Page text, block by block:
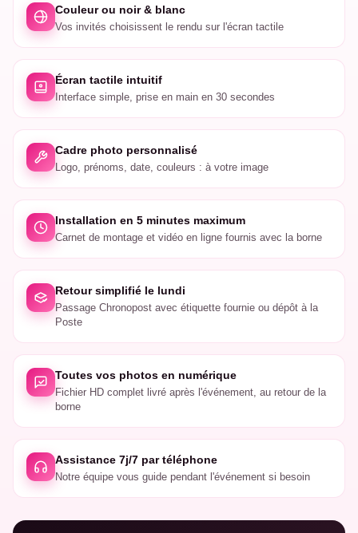
Couleur ou noir & blanc
Vos invités choisissent le rendu sur l'écran tactile
Écran tactile intuitif
Interface simple, prise en main en 30 secondes
Cadre photo personnalisé
Logo, prénoms, date, couleurs : à votre image
Installation en 5 minutes maximum
Carnet de montage et vidéo en ligne fournis avec la borne
Retour simplifié le lundi
Passage Chronopost avec étiquette fournie ou dépôt à la
Poste
Toutes vos photos en numérique
Fichier HD complet livré après l'événement, au retour de la
borne
Assistance 7j/7 par téléphone
Notre équipe vous guide pendant l'événement si besoin